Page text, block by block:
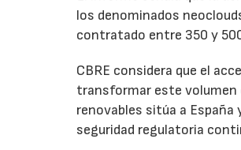
los denominados
contratado entre 350 y
CBRE considera que el
transformar este volumen
renovables sitúa a
seguridad regulatoria